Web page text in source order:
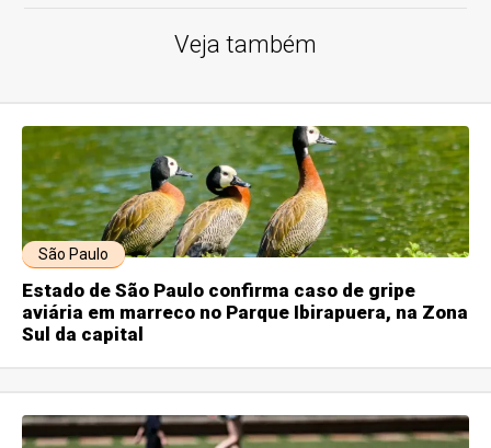
Veja também
São Paulo
Estado de São Paulo confirma caso de gripe
aviária em marreco no Parque Ibirapuera, na Zona
Sul da capital